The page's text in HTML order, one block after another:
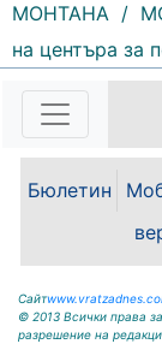
117 |
ОБЩИНА
ВРАЦА
09117 /
МОНТАНА /
на центъра за
Бюлетин
Сайт
© 2013 Всички права
разрешение на